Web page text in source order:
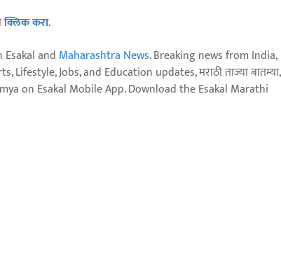
क्लिक करा.
and Maharashtra News. Breaking news from India,
Jobs, and Education updates, मराठी ताज्या बातम्या,
on Esakal Mobile App. Download the Esakal Marathi